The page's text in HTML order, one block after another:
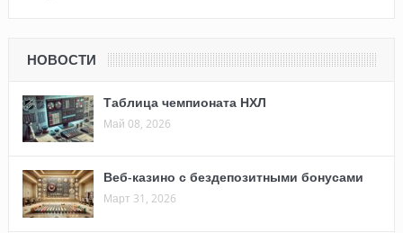
НОВОСТИ
Таблица чемпионата НХЛ
Май 08, 2026
Веб-казино с бездепозитными бонусами
Март 31, 2026